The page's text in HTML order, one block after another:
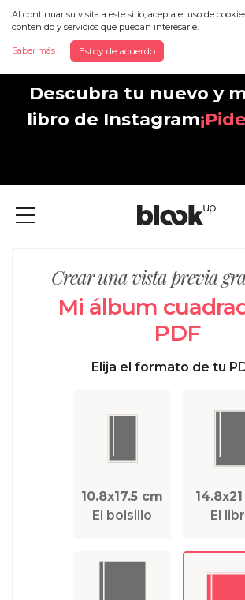
Al continuar su visita a este sitio, acepta el uso de
contenido y servicios que puedan interesarle.
Saber más Estoy de acuerdo
Descubra tu nuevo y
libro de Instagram
Menu
Crear una vista previa
Mi álbum
PDF
Elija el formato de tu
10.8x17.5 cm
El bolsillo
El